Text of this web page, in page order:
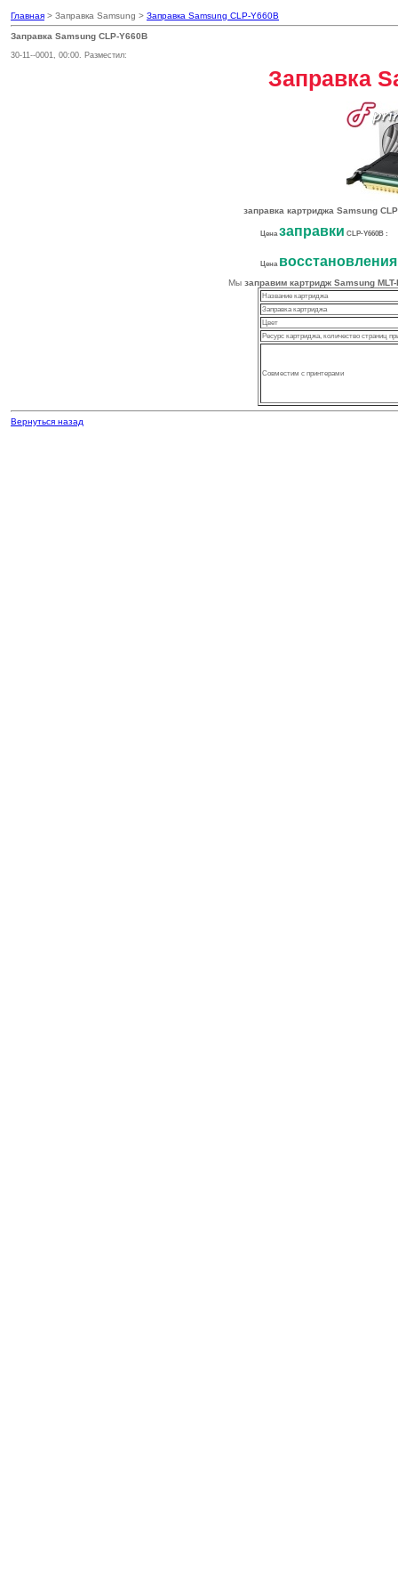
Главная > Заправка Samsung > Заправка Samsung CLP-Y660B
Заправка Samsung CLP-Y660B
30-11--0001, 00:00. Разместил:
Заправка
заправка картриджа Samsung
Ценазаправки CLP-Y660B :
Цена восстановления
Мы заправим картридж Samsung
Название картриджа
Заправка картриджа
Цвет
Ресурс картриджа, количество страниц
Совместим с принтерами
Вернуться назад